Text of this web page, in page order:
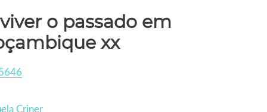
o passado em
xx
Criner